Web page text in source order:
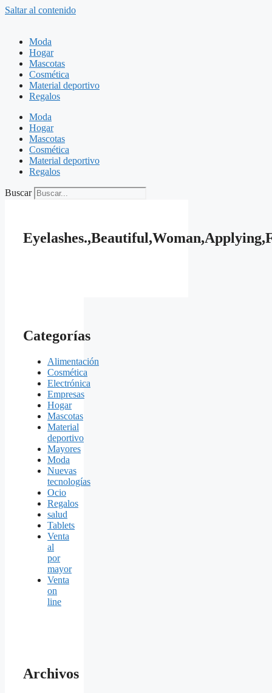
Saltar al contenido
Moda
Hogar
Mascotas
Cosmética
Material deportivo
Regalos
Moda
Hogar
Mascotas
Cosmética
Material deportivo
Regalos
Buscar
Categorías
Alimentación
Cosmética
Electrónica
Empresas
Hogar
Mascotas
Material
deportivo
Mayores
Moda
Nuevas
tecnologías
Ocio
Regalos
salud
Tablets
Venta
al
por
mayor
Venta
on
line
Archivos